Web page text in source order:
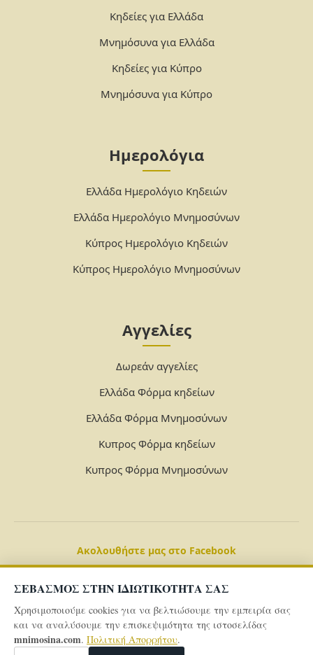
ΣΕΒΑΣΜΟΣ ΣΤΗΝ ΙΔΙΩΤΙΚΟΤΗΤΑ ΣΑΣ
Χρησιμοποιούμε cookies για να βελτιώσουμε την εμπειρία σας
και να αναλύσουμε την επισκεψιμότητα της ιστοσελίδας
mnimosina.com. Πολιτική Απορρήτου.
Κηδείες για Ελλάδα
Μνημόσυνα για Ελλάδα
Κηδείες για Κύπρο
Μνημόσυνα για Κύπρο
Ημερολόγια
Ελλάδα Ημερολόγιο Κηδειών
Ελλάδα Ημερολόγιο Μνημοσύνων
Κύπρος Ημερολόγιο Κηδειών
Κύπρος Ημερολόγιο Μνημοσύνων
Αγγελίες
Δωρεάν αγγελίες
Ελλάδα Φόρμα κηδείων
Ελλάδα Φόρμα Μνημοσύνων
Κυπρος Φόρμα κηδείων
Κυπρος Φόρμα Μνημοσύνων
Ακολουθήστε μας στο Facebook